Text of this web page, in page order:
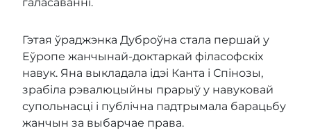
Гэтая ўраджэнка Дуброўна стала першай у
Еўропе жанчынай-доктаркай філасофскіх
навук. Яна выкладала ідэі Канта і Спінозы,
зрабіла рэвалюцыйны прарыў у навуковай
супольнасці і публічна падтрымала барацьбу
жанчын за выбарчае права.